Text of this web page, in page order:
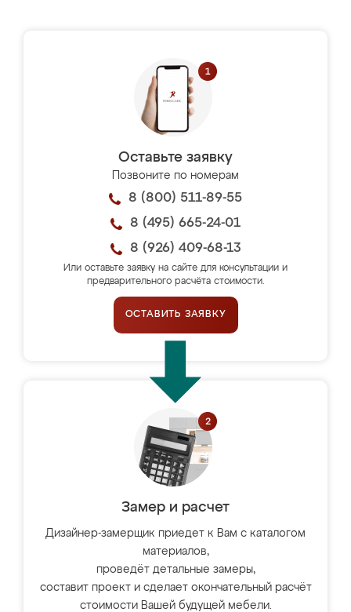
Оставьте заявку
Позвоните по номерам
8 (800) 511-89-55
8 (495) 665-24-01
8 (926) 409-68-13
Или оставьте заявку на сайте для консультации и
предварительного расчёта стоимости.
ОСТАВИТЬ ЗАЯВКУ
Замер и расчет
Дизайнер-замерщик приедет к Вам с каталогом
материалов,
проведёт детальные замеры,
составит проект и сделает окончательный расчёт
стоимости Вашей будущей мебели.